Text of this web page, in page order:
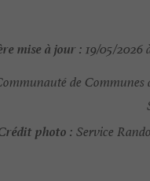
mise à jour : 19/05/2026
de Communes
photo : Service